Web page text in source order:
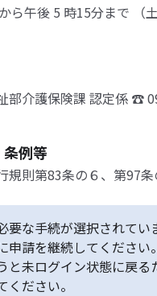
ら午後 5 時15分まで （
部介護保険課 認定係 ☎
例等
規則第83条の６、第97条
要な手続が選択されて
申請を継続してくださ
と未ログイン状態に戻
ください。